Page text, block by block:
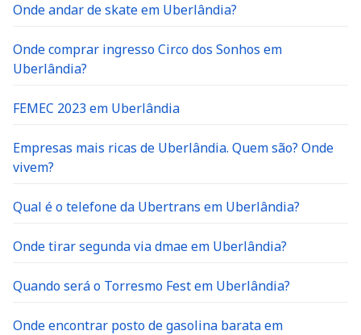
Onde andar de skate em Uberlândia?
Onde comprar ingresso Circo dos Sonhos em
Uberlândia?
FEMEC 2023 em Uberlândia
Empresas mais ricas de Uberlândia. Quem são? Onde
vivem?
Qual é o telefone da Ubertrans em Uberlândia?
Onde tirar segunda via dmae em Uberlândia?
Quando será o Torresmo Fest em Uberlândia?
Onde encontrar posto de gasolina barata em